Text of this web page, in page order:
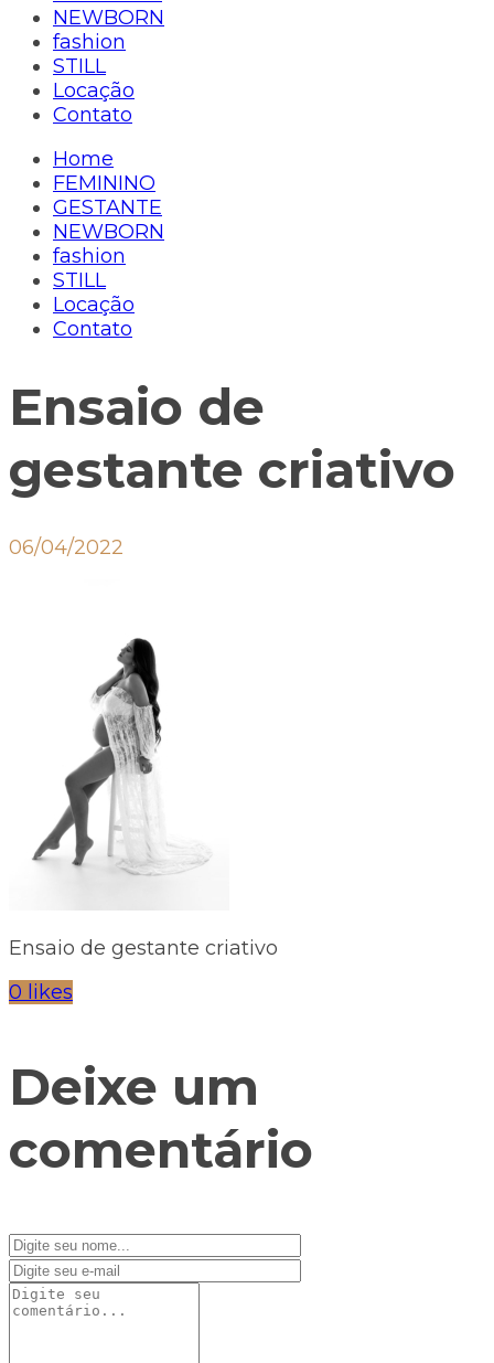
NEWBORN
fashion
STILL
Locação
Contato
Home
FEMININO
GESTANTE
NEWBORN
fashion
STILL
Locação
Contato
Ensaio de
gestante criativo
06/04/2022
Ensaio de gestante criativo
0 likes
Deixe um
comentário